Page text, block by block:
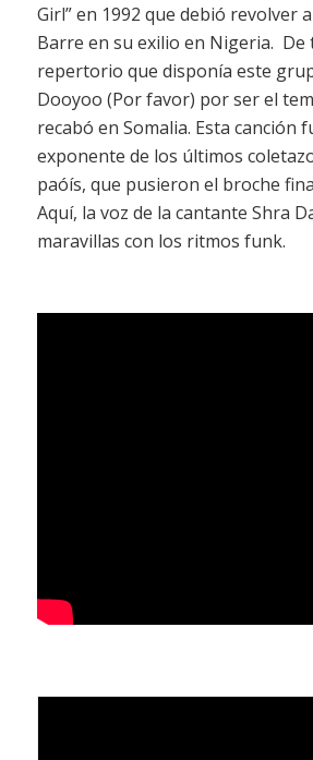
Girl” en 1992 que debió revolver
Barre en su exilio en Nigeria. De
repertorio que disponía este
Dooyoo (Por favor) por ser el
recabó en Somalia. Esta canción
exponente de los últimos
paóís, que pusieron el broche
Aquí, la voz de la cantante Shra
maravillas con los ritmos funk.